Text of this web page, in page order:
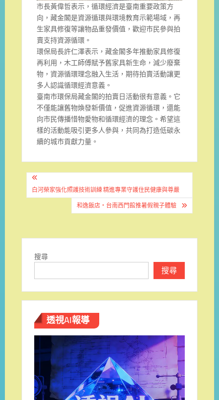
市長黃偉哲表示，循環經濟是臺南重要政策方
向，藏金閣是資源循環與環境教育示範場域，再
生家具修復等讓物品重發價值，歡迎市民參與拍
賣支持資源循環。
環保局長許仁澤表示，藏金閣多年推動家具修復
再利用，木工師傅賦予舊家具新生命，減少廢棄
物，資源循環理念融入生活，期待拍賣活動讓更
多人認識循環經濟意義。
臺南市環保局藏金閣的拍賣日活動很有意義。它
不僅能讓舊物煥發新價值，促進資源循環，還能
向市民傳播惜物愛物和循環經濟的理念。希望這
樣的活動能吸引更多人參與，共同為打造低碳永
續的城市貢獻力量。
文
章白河榮家強化照護技術訓練 精進專業守護住民健康與尊嚴
和逸飯店・台南西門館推暑假親子體驗
搜尋
搜尋
透視AI報導